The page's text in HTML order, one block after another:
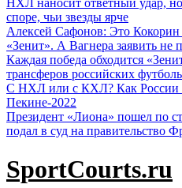
НХЛ наносит ответный удар,
споре, чьи звезды ярче
Алексей Сафонов: Это Кокорин
«Зенит». А Вагнера заявить не
Каждая победа обходится
трансферов российских
С НХЛ или с КХЛ? Как России
Пекине-2022
Президент «Лиона» пошел по
подал в суд на правительство
SportCourts.ru